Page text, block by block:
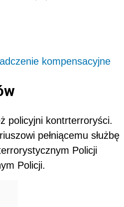
kompensacyjne
policyjni kontrterroryści.
pełniącemu służbę
Policji
Policji.